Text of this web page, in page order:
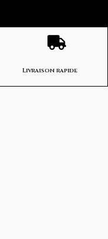
Livraison rapide